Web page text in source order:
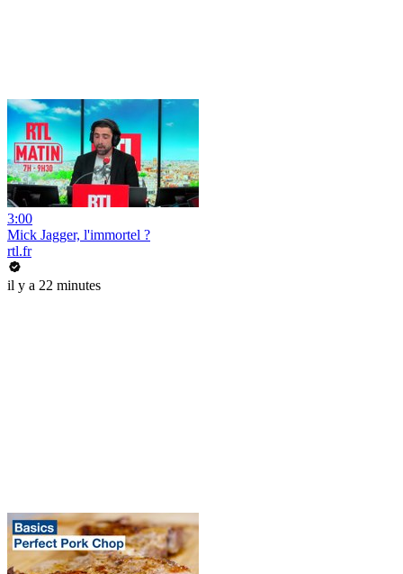
3:00
Mick Jagger, l'immortel ?
rtl.fr
il y a 22 minutes